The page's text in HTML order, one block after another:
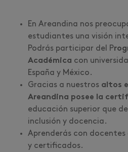
En Areandina nos
estudiantes una visión
Podrás participar del P
Académica con
España y México.
Gracias a nuestros altos
Areandina posee la
educación superior que
inclusión y docencia.
Aprenderás con
y certificados.